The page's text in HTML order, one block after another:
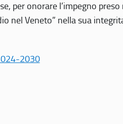
per onorare l’impegno
nel Veneto” nella sua
2030